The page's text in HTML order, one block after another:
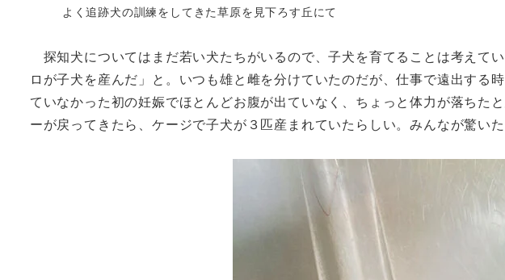
よく追跡犬の訓練をしてきた草原を見下ろす丘にて
探知犬についてはまだ若い犬たちがいるので、子犬を育てることは考えて
ロが子犬を産んだ」と。いつも雄と雌を分けていたのだが、仕事で遠出す
ていなかった初の妊娠でほとんどお腹が出ていなく、ちょっと体力が落ち
ーが戻ってきたら、ケージで子犬が３匹産まれていたらしい。みんなが驚い